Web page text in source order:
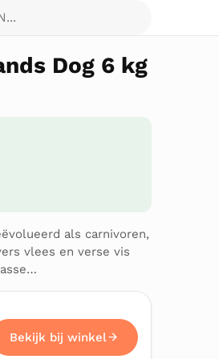
Dog 6 kg
als carnivoren,
vlees en verse vis
Bekijk bij winkel